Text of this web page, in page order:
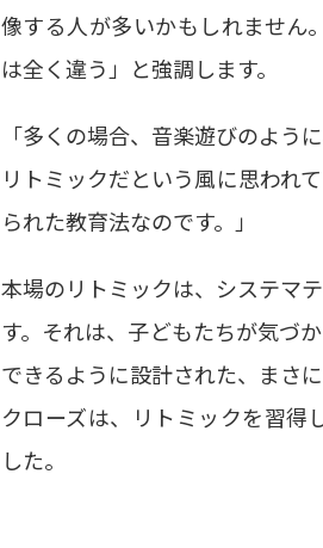
像する人が多いかもしれません
は全く違う」と強調します。
「多くの場合、音楽遊びのよう
リトミックだという風に思われ
られた教育法なのです。」
本場のリトミックは、システマ
す。それは、子どもたちが気づ
できるように設計された、まさ
クローズは、リトミックを習得
した。